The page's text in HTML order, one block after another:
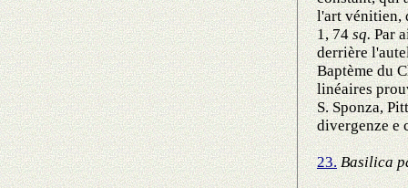
l'art vénitien,
1, 74sq.Par
derrière
Baptème du
linéaires
S. Sponza,
divergenze e
23. Basilica